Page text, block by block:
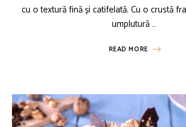
cu o textură fină și catifelată. Cu o crustă
umplutură …
READ MORE